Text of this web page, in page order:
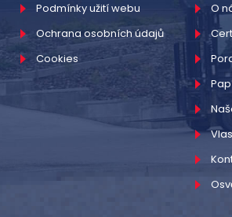
Podmínky užití webu
Ochrana osobních údajů
Cookies
O